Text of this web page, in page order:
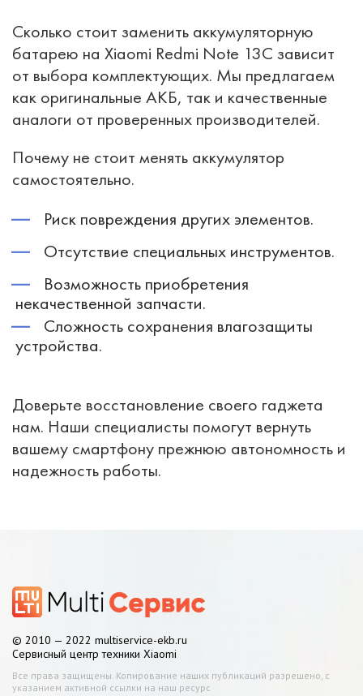
Сколько стоит заменить аккумуляторную
батарею на Xiaomi Redmi Note 13C зависит
от выбора комплектующих. Мы предлагаем
как оригинальные АКБ, так и качественные
аналоги от проверенных производителей.
Почему не стоит менять аккумулятор
самостоятельно.
Риск повреждения других элементов.
Отсутствие специальных инструментов.
Возможность приобретения
некачественной запчасти.
Сложность сохранения влагозащиты
устройства.
Доверьте восстановление своего гаджета
нам. Наши специалисты помогут вернуть
вашему смартфону прежнюю автономность и
надежность работы.
© 2010 — 2022 multiservice-ekb.ru
Сервисный центр техники Xiaomi
Все права защищены. Копирование наших публикаций разрешено, с
указанием активной ссылки на наш ресурс